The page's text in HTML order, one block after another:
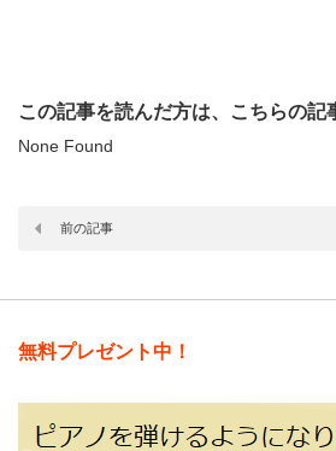
この記事を読んだ方は、こちらの記
None Found
前の記事
無料プレゼント中！